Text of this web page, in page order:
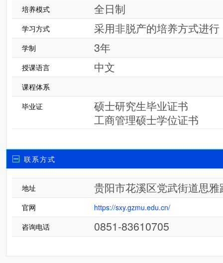
培养模式 全日制
学习方式 采用非脱产的培养方式进行
学制 3年
授课语言 中文
课程体系
毕业证
硕士研究生毕业证书
工商管理硕士学位证书
联系方式
地址 贵阳市花溪区党武街道思雅
官网
https://sxy.gzmu.edu.cn/
咨询电话
0851-83610705